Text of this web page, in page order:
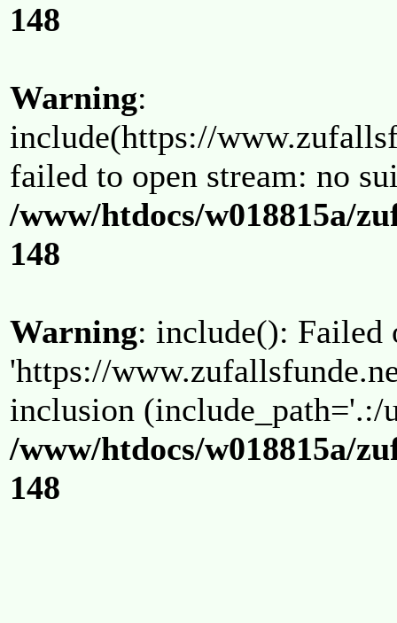
148
Warning:
include(https://
failed to open stream: no
/www/htdocs/w018815a/
148
Warning: include(): Failed
'https://
inclusion (include_path='.:/
/www/htdocs/w018815a/
148